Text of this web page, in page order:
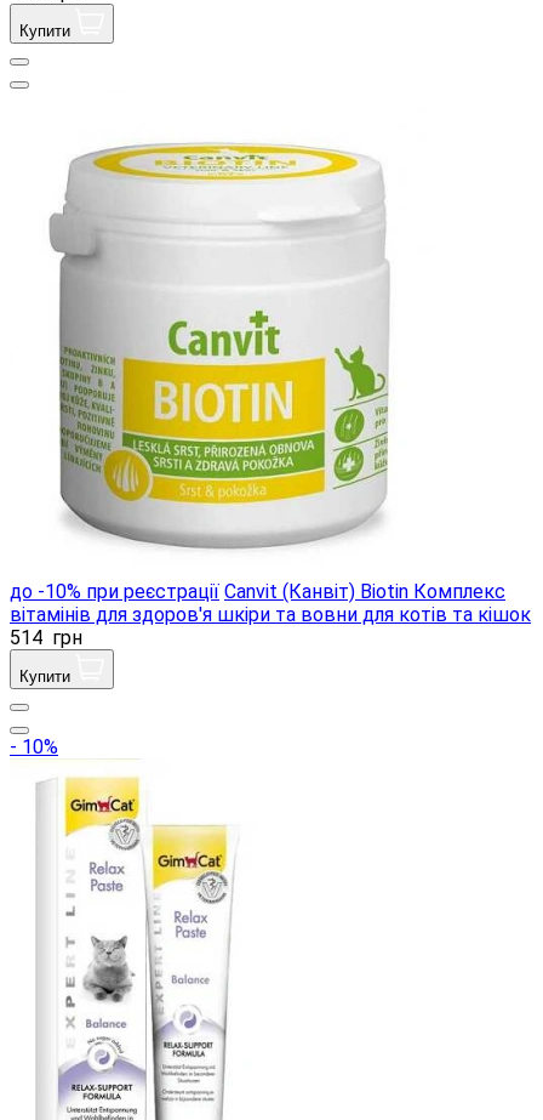
Купити
до -10% при реєстрації Canvit (Канвіт) Biotin Комплекс
вітамінів для здоров'я шкіри та вовни для котів та кішок
514 грн
Купити
- 10%